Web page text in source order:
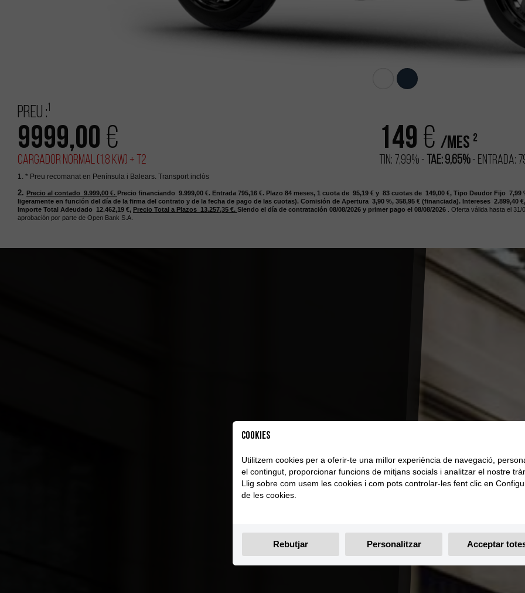
Preu :1
9999,00 €
Cargador Normal (1,8 kW) + T2
149 € /mes 2
TIN: 7,99% - TAE: 9,65%- Entrada:
1. * Preu recomanat en Península i Balears. Transport inclòs
2. Precio al contado 9.999,00 €. Precio financiando 9.999,00 €. Entrada 795,16 €. Plazo 84 meses, 1 cuota de 95,19 € y 83 cuotas de 149,00 €, Tipo Deudor Fijo 7,99
ligeramente en función del día de la firma del contrato y de la fecha de pago de las cuotas). Comisión de Apertura 3,90 %, 358,95 € (financiada). Intereses 2.899,40
Importe Total Adeudado 12.462,19 €, Precio Total a Plazos 13.257,35 €. Siendo el día de contratación 08/08/2026 y primer pago el 08/08/2026
. Oferta válida hasta el 31/
aprobación por parte de Open Bank S.A.
Cookies
Utilitzem cookies per a oferir-te una millor experiència de navegació,
el contingut, proporcionar funcions de mitjans socials i analitzar el nostre
Llig sobre com usem les cookies i com pots controlar-les fent clic en
de les cookies.
Rebutjar Personalitzar Acceptar